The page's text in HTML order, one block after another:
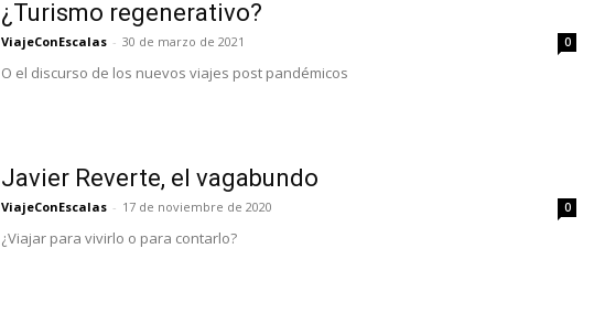
¿Turismo regenerativo?
ViajeConEscalas - 30 de marzo de 2021 0
O el discurso de los nuevos viajes post pandémicos
Javier Reverte, el vagabundo
ViajeConEscalas - 17 de noviembre de 2020 0
¿Viajar para vivirlo o para contarlo?